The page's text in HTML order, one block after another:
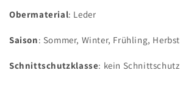
Obermaterial: Leder
Saison: Sommer, Winter, Frühling, Herbst
Schnittschutzklasse: kein Schnittschutz